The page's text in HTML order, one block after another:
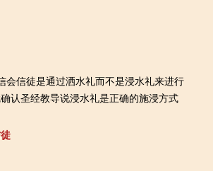
信徒是通过洒水礼而不是浸水礼来进行
认圣经教导说浸水礼是正确的施浸方式